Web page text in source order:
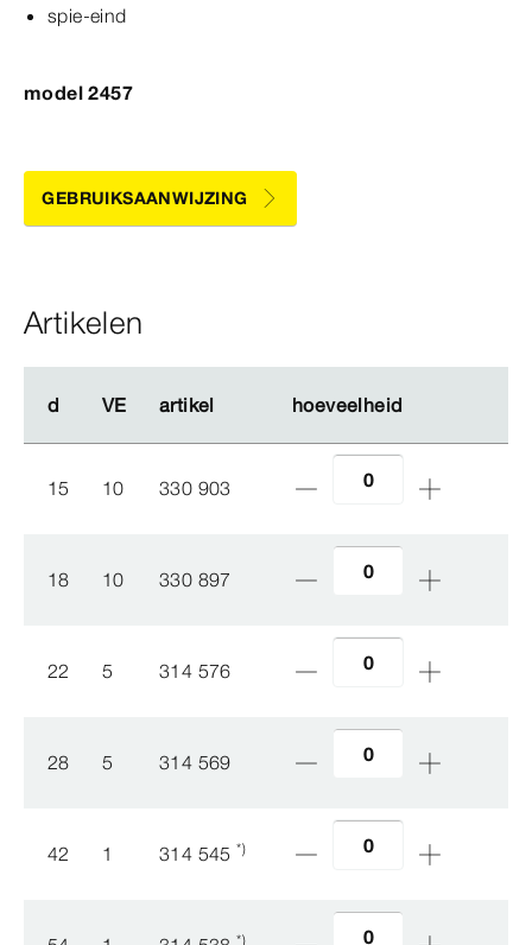
spie-​eind
model 2457
GEBRUIKSAANWIJZING
Artikelen
d VE artikel hoeveelheid
d VE artikel hoeveelheid
15 10 330 903
18 10 330 897
22 5 314 576
28 5 314 569
42 1 314 545 *)
*)